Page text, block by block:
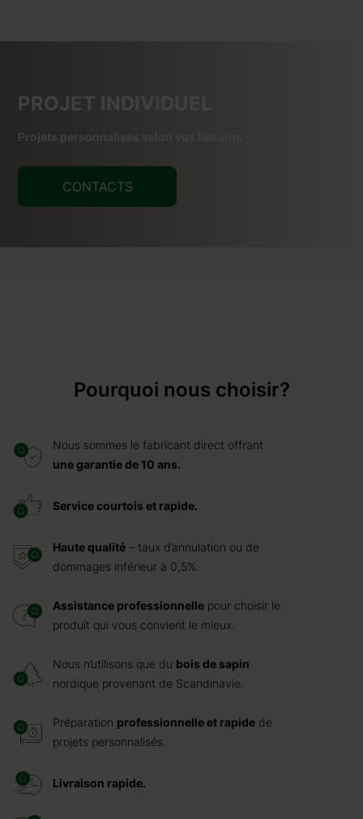
PROJET INDIVIDUEL
Projets personnalisés selon vos besoins
CONTACTS
Pourquoi nous choisir?
Nous sommes le fabricant direct offrant
une garantie de 10 ans.
Service courtois et rapide.
Haute qualité – taux d’annulation ou de
dommages inférieur à 0,5%.
Assistance professionnelle pour choisir le
produit qui vous convient le mieux.
Nous n’utilisons que du bois de sapin
nordique provenant de Scandinavie.
Préparation professionnelle et rapide de
projets personnalisés.
Livraison rapide.